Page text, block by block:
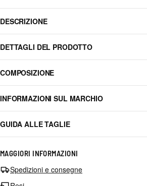
DESCRIZIONE
DETTAGLI DEL PRODOTTO
COMPOSIZIONE
INFORMAZIONI SUL MARCHIO
GUIDA ALLE TAGLIE
MAGGIORI INFORMAZIONI
Spedizioni e consegne